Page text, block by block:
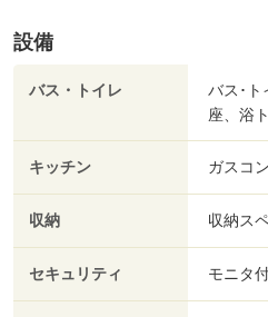
設備
バス・トイレ
バス･ト
座、浴
キッチン ガスコ
収納 収納ス
セキュリティ モニタ